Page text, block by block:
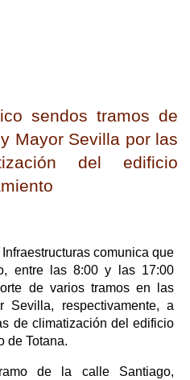
sendos tramos de
Mayor Sevilla por las
del edificio
comunica que
entre las 8:00 y las 17:00
de varios tramos en las
Sevilla, respectivamente, a
de climatización del edificio
de Totana.
de la calle Santiago,